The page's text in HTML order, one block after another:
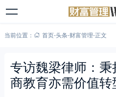
当前位置： 首页-头条-财富管理-正文
专访魏梁律师：
商教育亦需价值转